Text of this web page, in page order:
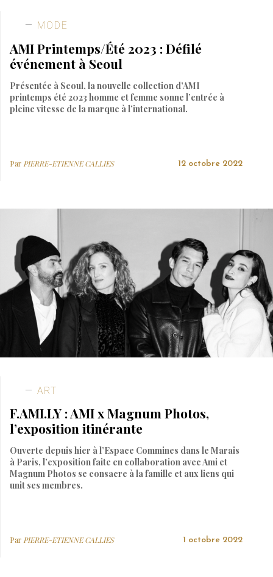
MODE
AMI Printemps/Été 2023 : Défilé
événement à Seoul
Présentée à Seoul, la nouvelle collection d’AMI
printemps été 2023 homme et femme sonne l’entrée à
pleine vitesse de la marque à l’international.
Par PIERRE-ETIENNE CALLIES 12 octobre 2022
ART
F.AMI.LY : AMI x Magnum Photos,
l’exposition itinérante
Ouverte depuis hier à l’Espace Commines dans le Marais
à Paris, l’exposition faite en collaboration avec Ami et
Magnum Photos se consacre à la famille et aux liens qui
unit ses membres.
ParPIERRE-ETIENNE CALLIES 1 octobre 2022